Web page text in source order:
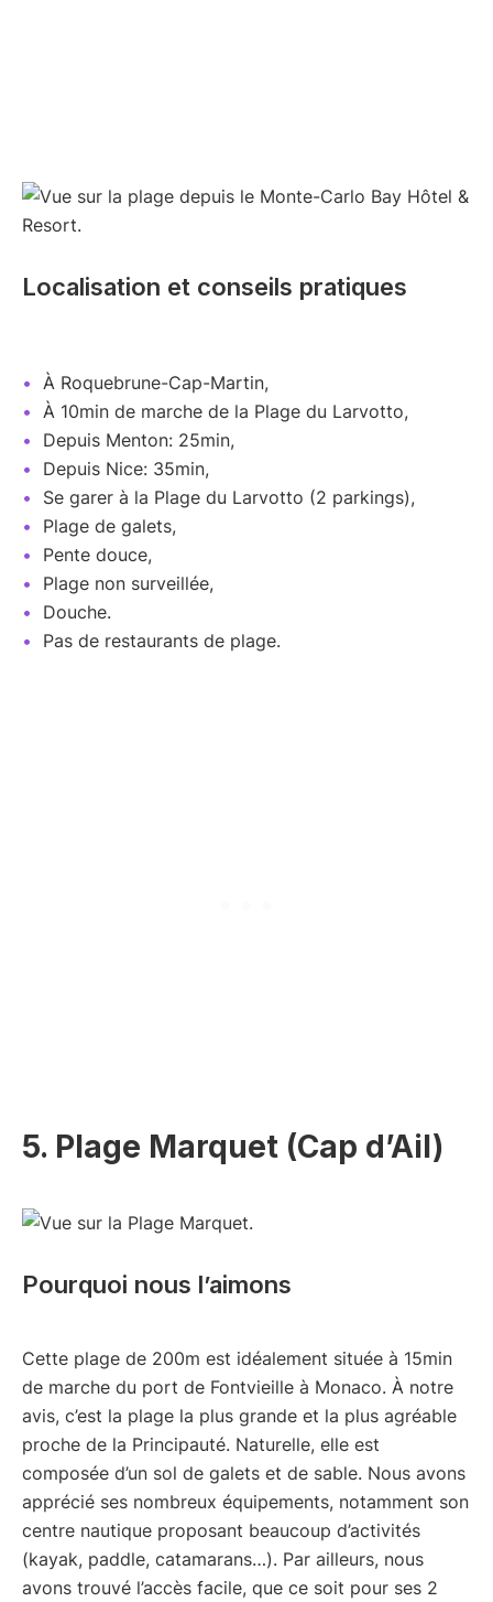
Localisation et conseils pratiques
À Roquebrune-Cap-Martin,
À 10min de marche de la Plage du Larvotto,
Depuis Menton: 25min,
Depuis Nice: 35min,
Se garer à la Plage du Larvotto (2 parkings),
Plage de galets,
Pente douce,
Plage non surveillée,
Douche.
Pas de restaurants de plage.
5. Plage Marquet (Cap d’Ail)
Pourquoi nous l’aimons
Cette plage de 200m est idéalement située à 15min
de marche du port de Fontvieille à Monaco. À notre
avis, c’est la plage la plus grande et la plus agréable
proche de la Principauté. Naturelle, elle est
composée d’un sol de galets et de sable. Nous avons
apprécié ses nombreux équipements, notamment son
centre nautique proposant beaucoup d’activités
(kayak, paddle, catamarans…). Par ailleurs, nous
avons trouvé l’accès facile, que ce soit pour ses 2